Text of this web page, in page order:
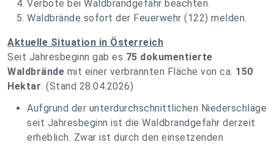
Verbote bei Waldbrandgefahr beachten.
Waldbrände sofort der Feuerwehr (122) melden.
Aktuelle Situation in Österreich
Seit Jahresbeginn gab es 75 dokumentierte
Waldbrände mit einer verbrannten Fläche von ca. 150
Hektar. (Stand 28.04.2026)
Aufgrund der unterdurchschnittlichen Niederschläge
seit Jahresbeginn ist die Waldbrandgefahr derzeit
erheblich. Zwar ist durch den einsetzenden